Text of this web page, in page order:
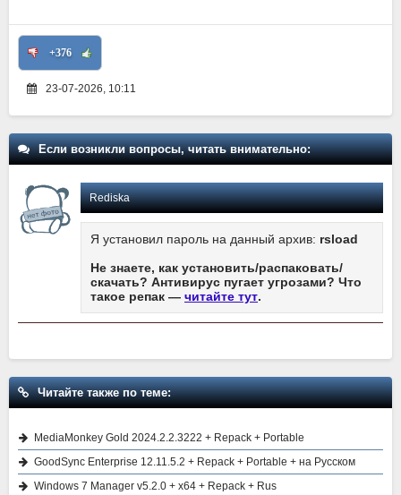
+376
23-07-2026, 10:11
Если возникли вопросы, читать внимательно:
Rediska
Я установил пароль на данный архив: rsload
Не знаете, как установить/распаковать/
скачать? Антивирус пугает угрозами? Что
такое репак — читайте тут.
Читайте также по теме:
MediaMonkey Gold 2024.2.2.3222 + Repack + Portable
GoodSync Enterprise 12.11.5.2 + Repack + Portable + на Русском
Windows 7 Manager v5.2.0 + x64 + Repack + Rus